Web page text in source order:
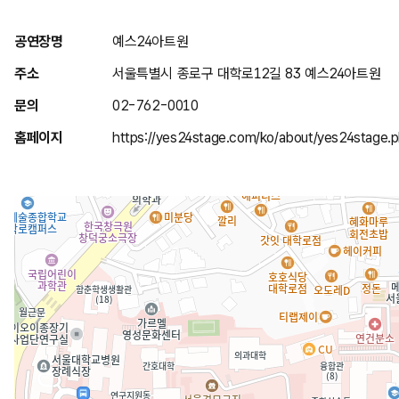
위
치
안
내
공연장명
예스24아트원
주소
서울특별시 종로구 대학로12길 83 예스24아트원
문의
02-762-0010
홈페이지
https://yes24stage.com/ko/about/